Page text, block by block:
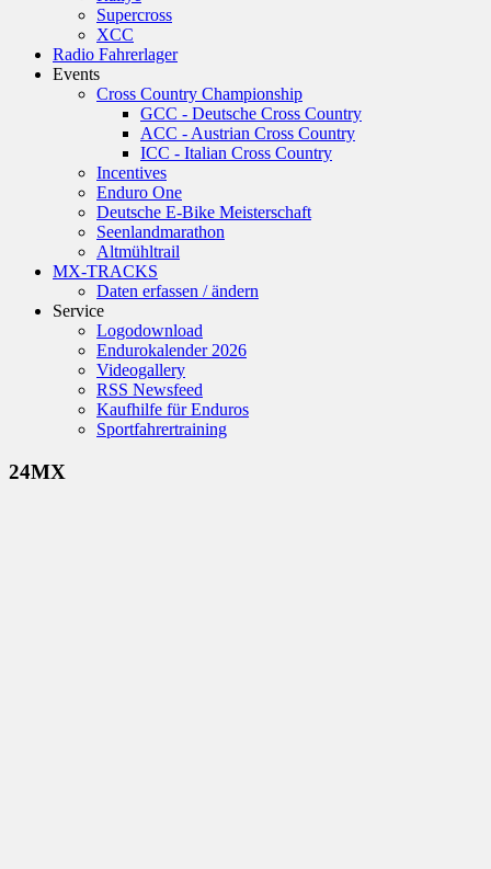
Supercross
XCC
Radio Fahrerlager
Events
Cross Country Championship
GCC - Deutsche Cross Country
ACC - Austrian Cross Country
ICC - Italian Cross Country
Incentives
Enduro One
Deutsche E-Bike Meisterschaft
Seenlandmarathon
Altmühltrail
MX-TRACKS
Daten erfassen / ändern
Service
Logodownload
Endurokalender 2026
Videogallery
RSS Newsfeed
Kaufhilfe für Enduros
Sportfahrertraining
24MX